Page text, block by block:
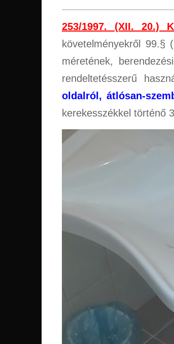
253/1997. (XII. 20.)
követelményekről 99.§
méretének,
rendeltetésszerű
oldalról, átlósan-
kerekesszékkel történő